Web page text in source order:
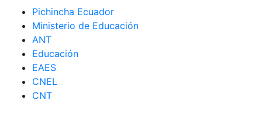
Pichincha Ecuador
Ministerio de Educación
ANT
Educación
EAES
CNEL
CNT